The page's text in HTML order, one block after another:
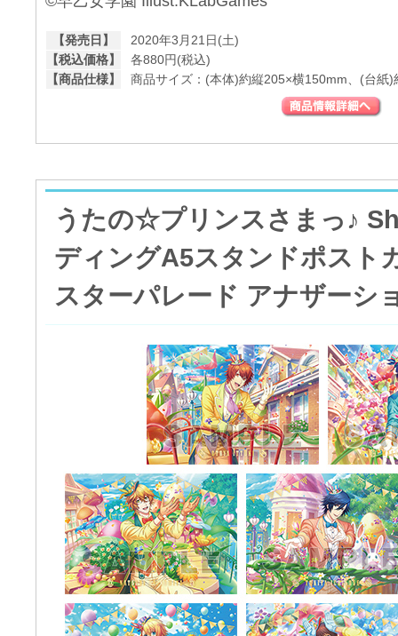
【発売日】
2020年3月21日(土)
【税込価格】
各880円(税込)
【商品仕様】
商品サイズ：(本体)約縦205×横150mm、(台紙
うたの☆プリンスさまっ♪
ディングA5スタンドポスト
スターパレード アナザーシ